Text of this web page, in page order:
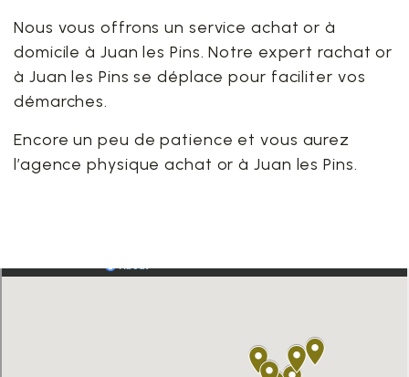
Nous vous offrons un service achat or à
domicile à Juan les Pins. Notre expert rachat or
à Juan les Pins se déplace pour faciliter vos
démarches.
Encore un peu de patience et vous aurez
l’agence physique achat or à Juan les Pins.